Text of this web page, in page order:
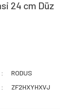
24 cm Düz
RODUS
ZF2HXYHXVJ